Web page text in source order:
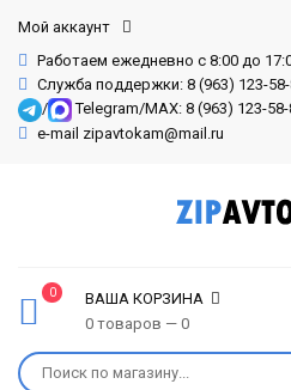
Мой аккаунт
Работаем ежедневно с 8:00 до
Служба поддержки: 8 (963) 123-
/
Telegram/MAX: 8 (963) 123-
e-mail zipavtokam@mail.ru
0
ВАША КОРЗИНА
0 товаров — 0